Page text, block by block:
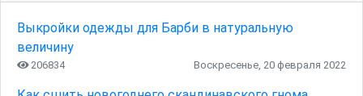
Выкройки одежды для Барби в натуральную
величину
206834 Воскресенье, 20 февраля 2022